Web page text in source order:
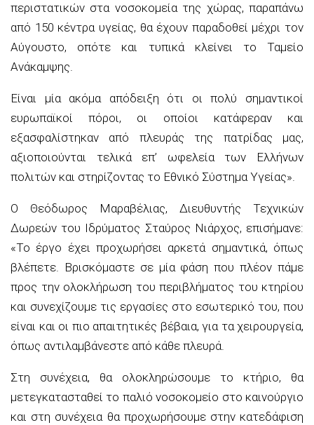
περιστατικών στα νοσοκομεία της χώρας, παραπάνω
από 150 κέντρα υγείας, θα έχουν παραδοθεί μέχρι τον
Αύγουστο, οπότε και τυπικά κλείνει το Ταμείο
Ανάκαμψης.
Είναι μία ακόμα απόδειξη ότι οι πολύ σημαντικοί
ευρωπαϊκοί πόροι, οι οποίοι κατάφεραν και
εξασφαλίστηκαν από πλευράς της πατρίδας μας,
αξιοποιούνται τελικά επ’ ωφελεία των Ελλήνων
πολιτών και στηρίζοντας το Εθνικό Σύστημα Υγείας».
Ο Θεόδωρος Μαραβέλιας, Διευθυντής Τεχνικών
Δωρεών του Ιδρύματος Σταύρος Νιάρχος, επισήμανε:
«Το έργο έχει προχωρήσει αρκετά σημαντικά, όπως
βλέπετε. Βρισκόμαστε σε μία φάση που πλέον πάμε
προς την ολοκλήρωση του περιβλήματος του κτηρίου
και συνεχίζουμε τις εργασίες στο εσωτερικό του, που
είναι και οι πιο απαιτητικές βέβαια, για τα χειρουργεία,
όπως αντιλαμβάνεστε από κάθε πλευρά.
Στη συνέχεια, θα ολοκληρώσουμε το κτήριο, θα
μετεγκατασταθεί το παλιό νοσοκομείο στο καινούργιο
και στη συνέχεια θα προχωρήσουμε στην κατεδάφιση